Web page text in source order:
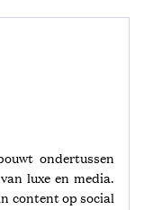
ondertussen
luxe en media.
content op social